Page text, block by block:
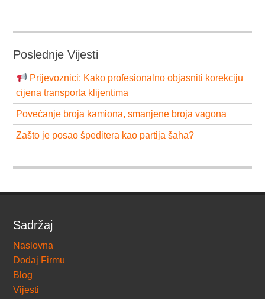
Poslednje Vijesti
Prijevoznici: Kako profesionalno objasniti korekciju
cijena transporta klijentima
Povećanje broja kamiona, smanjene broja vagona
Zašto je posao špeditera kao partija šaha?
Sadržaj
Naslovna
Dodaj Firmu
Blog
Vijesti